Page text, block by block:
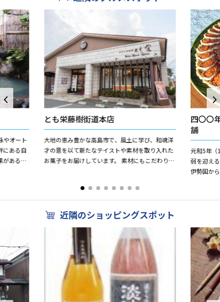
やオート
にある自
があるに
とも栄藤樹街道本店
大地の恵み豊かな高島市で、風土に学び、和魂洋
才の意を以て新たなテイストや素材を取り入れた
お菓子をお届けしています。 素材にもこだわり、
四〇〇
舗
元和5年（
弱を迎え
伊勢国か
近隣のショッピングスポット